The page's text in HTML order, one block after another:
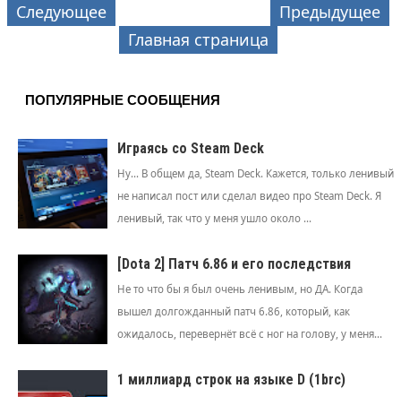
Следующее
Предыдущее
Главная страница
ПОПУЛЯРНЫЕ СООБЩЕНИЯ
Играясь со Steam Deck
Ну... В общем да, Steam Deck. Кажется, только ленивый
не написал пост или сделал видео про Steam Deck. Я
ленивый, так что у меня ушло около ...
[Dota 2] Патч 6.86 и его последствия
Не то что бы я был очень ленивым, но ДА. Когда
вышел долгожданный патч 6.86, который, как
ожидалось, перевернёт всё с ног на голову, у меня...
1 миллиард строк на языке D (1brc)